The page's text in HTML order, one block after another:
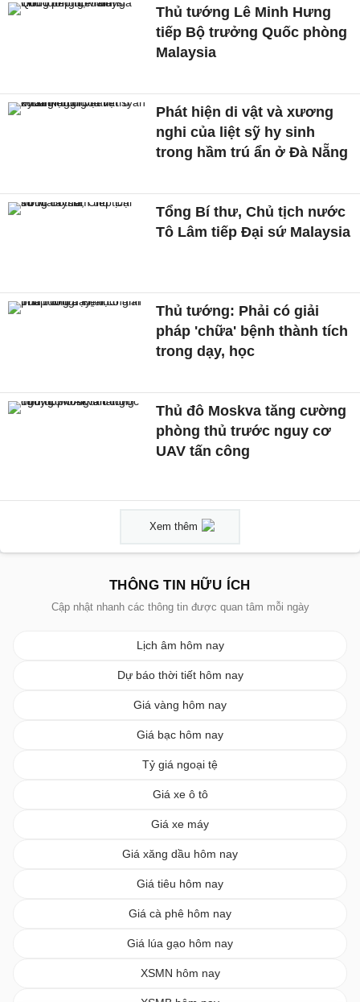
Thủ tướng Lê Minh Hưng
tiếp Bộ trưởng Quốc phòng
Malaysia
Phát hiện di vật và xương
nghi của liệt sỹ hy sinh
trong hầm trú ẩn ở Đà Nẵng
Tổng Bí thư, Chủ tịch nước
Tô Lâm tiếp Đại sứ Malaysia
Thủ tướng: Phải có giải
pháp 'chữa' bệnh thành tích
trong dạy, học
Thủ đô Moskva tăng cường
phòng thủ trước nguy cơ
UAV tấn công
Xem thêm
THÔNG TIN HỮU ÍCH
Cập nhật nhanh các thông tin được quan tâm mỗi ngày
Lịch âm hôm nay
Dự báo thời tiết hôm nay
Giá vàng hôm nay
Giá bạc hôm nay
Tỷ giá ngoại tệ
Giá xe ô tô
Giá xe máy
Giá xăng dầu hôm nay
Giá tiêu hôm nay
Giá cà phê hôm nay
Giá lúa gạo hôm nay
XSMN hôm nay